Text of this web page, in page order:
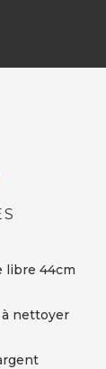
libre 44cm
nettoyer